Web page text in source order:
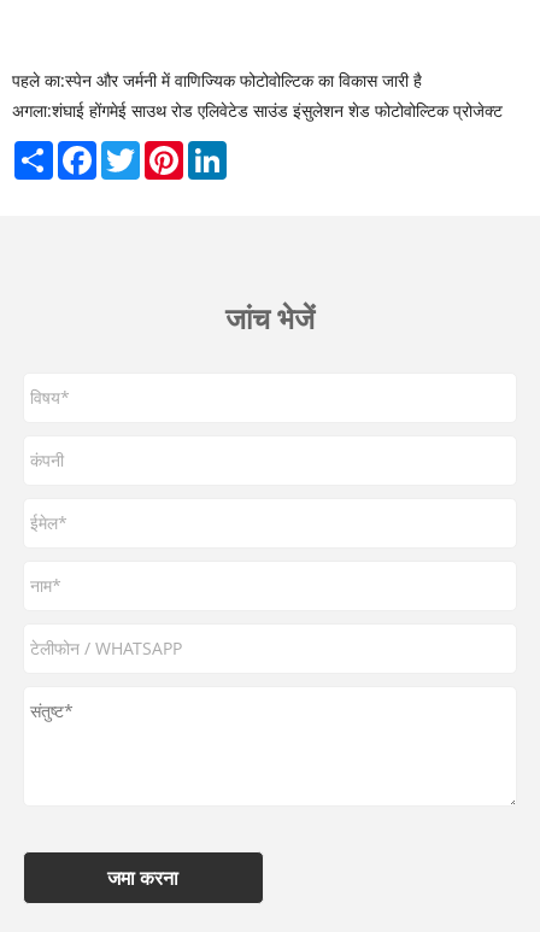
पहले का:स्पेन और जर्मनी में वाणिज्यिक फोटोवोल्टिक का विकास जारी है
अगला:शंघाई होंगमेई साउथ रोड एलिवेटेड साउंड इंसुलेशन शेड फोटोवोल्टिक प्रोजेक्ट
Share FacebookTwitterPinterest
जांच भेजें
जमा करना